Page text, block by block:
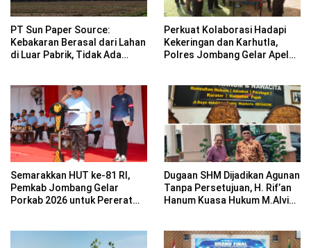
PT Sun Paper Source:
Kebakaran Berasal dari Lahan
di Luar Pabrik, Tidak Ada
Perkuat Kolaborasi Hadapi
Kekeringan dan Karhutla,
Polres Jombang Gelar Apel
Semarakkan HUT ke-81 RI,
Pemkab Jombang Gelar
Porkab 2026 untuk Pererat
Dugaan SHM Dijadikan Agunan
Tanpa Persetujuan, H. Rif’an
Hanum Kuasa Hukum M.Alvin